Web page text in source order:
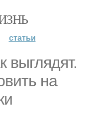
статьи
выглядят.
на